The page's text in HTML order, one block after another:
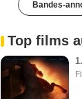
Bandes-
Top films
1.